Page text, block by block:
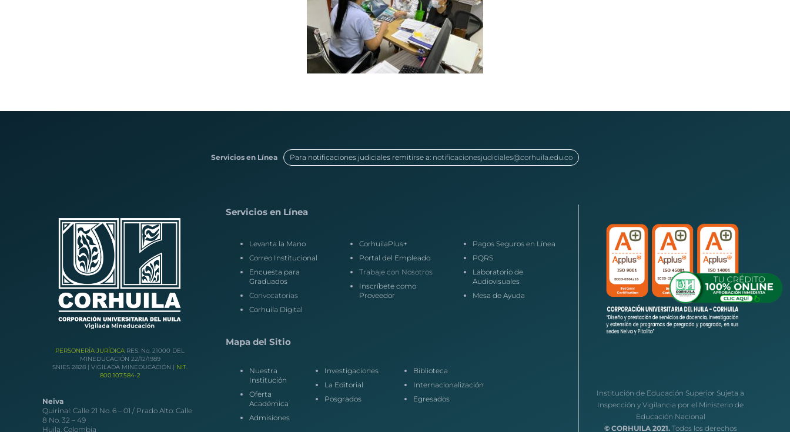
Servicios en Línea Para notificaciones judiciales remitirse a: notificacionesjudiciales@corhuila.edu.co
PERSONERÍA JURÍDICA RES. No. 21000 DEL
MINEDUCACIÓN 22/12/1989
SNIES 2828 | VIGILADA MINEDUCACIÓN | NIT.
800.107.584-2
Neiva
Quirinal: Calle 21 No. 6 – 01 / Prado Alto: Calle
8 No. 32 – 49
Huila, Colombia
Servicios en Línea
Levanta la Mano
Correo Institucional
Encuesta para
Graduados
Convocatorias
Corhuila Digital
CorhuilaPlus+
Portal del Empleado
Trabaje con Nosotros
Inscríbete como
Proveedor
Pagos Seguros en Línea
PQRS
Laboratorio de
Audiovisuales
Mesa de Ayuda
Mapa del Sitio
Nuestra
Institución
Oferta
Académica
Admisiones
Investigaciones
La Editorial
Posgrados
Biblioteca
Internacionalización
Egresados
Institución de Educación Superior Sujeta a
Inspección y Vigilancia por el Ministerio de
Educación Nacional
© CORHUILA 2021. Todos los derechos